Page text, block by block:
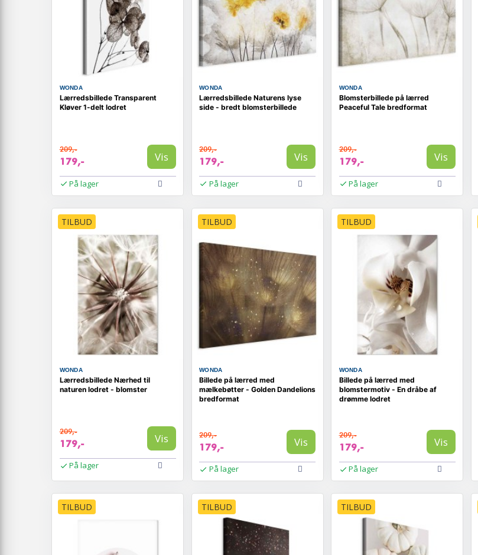
WONDA
Lærredsbillede Transparent
Kløver 1-delt lodret
209,-
179,- Vis
På lager
WONDA
Lærredsbillede Naturens lyse
side - bredt blomsterbillede
209,-
179,- Vis
På lager
WONDA
Blomsterbillede på lærred
Peaceful Tale bredformat
209,-
179,- Vis
På lager
TILBUD
WONDA
Lærredsbillede Nærhed til
naturen lodret - blomster
209,-
179,- Vis
På lager
TILBUD
WONDA
Billede på lærred med
mælkebøtter - Golden Dandelions
bredformat
209,-
179,- Vis
På lager
TILBUD
WONDA
Billede på lærred med
blomstermotiv - En dråbe af
drømme lodret
209,-
179,- Vis
På lager
TILBUD TILBUD TILBUD